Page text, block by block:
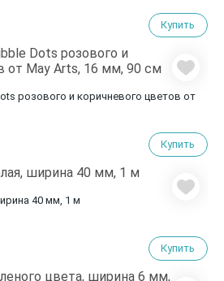
Купить
розового и коричневого цветов от
Купить
40 мм, 1 м
Купить